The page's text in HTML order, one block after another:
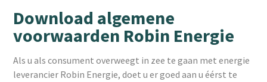
Download algemene
voorwaarden Robin Energie
Als u als consument overweegt in zee te gaan met energie
leverancier Robin Energie, doet u er goed aan u éérst te